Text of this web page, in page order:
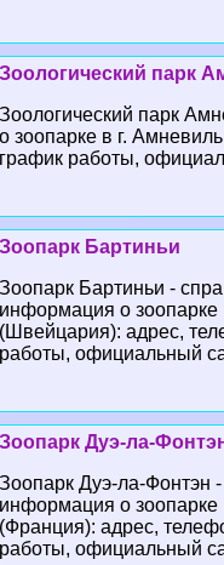
Зоологический парк
Зоологический парк
о зоопарке в г.
график работы,
Зоопарк Бартиньи
Зоопарк Бартиньи -
информация о зоопарке
(Швейцария): адрес,
работы, официальный
Зоопарк Дуэ-ла-
Зоопарк Дуэ-ла-Фонтэн
информация о зоопарке
(Франция): адрес,
работы, официальный